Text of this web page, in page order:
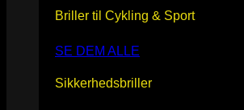
Briller til Cykling & Sport
SE DEM ALLE
Sikkerhedsbriller